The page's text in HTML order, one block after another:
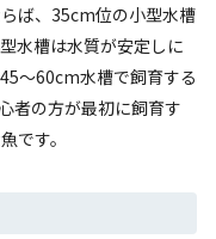
ば、35cm位の小型水槽
水槽は水質が安定しに
～60cm水槽で飼育する
者の方が最初に飼育す
です。